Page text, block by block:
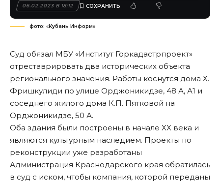
06.02.2023 В 18:12
фото: «Кубань Информ»
Суд обязал МБУ «Институт Горкадастрпроект»
отреставрировать два исторических объекта
регионального значения. Работы коснутся дома Х.
Фришкулиди по улице Орджоникидзе, 48 А, А1 и
соседнего жилого дома К.П. Пятковой на
Орджоникидзе, 50 А.
Оба здания были построены в начале ХХ века и
являются культурным наследием. Проекты по
реконструкции уже разработаны
Администрация Краснодарского края обратилась
в суд с иском, чтобы компания, которой переданы